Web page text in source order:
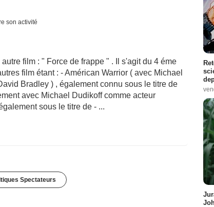
son activité
film : " Force de frappe " . Il s'agit du 4 éme
film étant : - Américan Warrior ( avec Michael
Bradley ) , également connu sous le titre de
avec Michael Dudikoff comme acteur
sous le titre de - ...
Spectateurs